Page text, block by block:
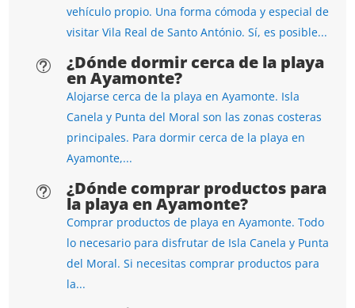
vehículo propio. Una forma cómoda y especial de
visitar Vila Real de Santo António. Sí, es posible...
t ¿Dónde dormir cerca de la playa
en Ayamonte?
Alojarse cerca de la playa en Ayamonte. Isla
Canela y Punta del Moral son las zonas costeras
principales. Para dormir cerca de la playa en
Ayamonte,...
t ¿Dónde comprar productos para
la playa en Ayamonte?
Comprar productos de playa en Ayamonte. Todo
lo necesario para disfrutar de Isla Canela y Punta
del Moral. Si necesitas comprar productos para
la...